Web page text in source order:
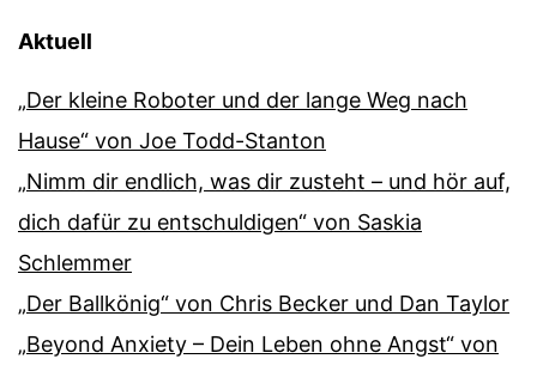
Aktuell
„Der kleine Roboter und der lange Weg nach
Hause“ von Joe Todd-Stanton
„Nimm dir endlich, was dir zusteht – und hör auf,
dich dafür zu entschuldigen“ von Saskia
Schlemmer
„Der Ballkönig“ von Chris Becker und Dan Taylor
„Beyond Anxiety – Dein Leben ohne Angst“ von